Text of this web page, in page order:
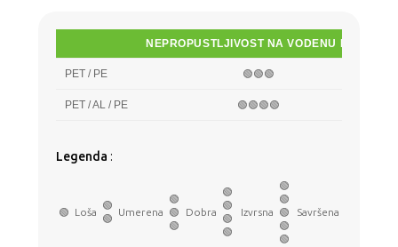
NEPROPUSTLJIVOST NA VODENU PARU
PET / PE 🟢🟢🟢
PET / AL / PE 🟢🟢🟢🟢
Legenda :
🟢 Loša
🟢
🟢 Umerena
🟢
🟢
🟢
Dobra
🟢
🟢
🟢
🟢
Izvrsna
🟢
🟢
🟢
🟢
🟢
Savršena